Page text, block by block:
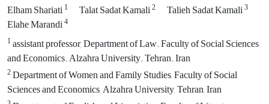
Elham Shariati1 Talat Sadat Kamali2 Talieh Sadat Kamali3
Elahe Marandi4
1assistant professor, Department of Law. Faculty of Social Sciences
and Economics. Alzahra University. Tehran. Iran
2Department of Women and Family Studies, Faculty of Social
Sciences and Economics, Alzahra University, Tehran, Iran